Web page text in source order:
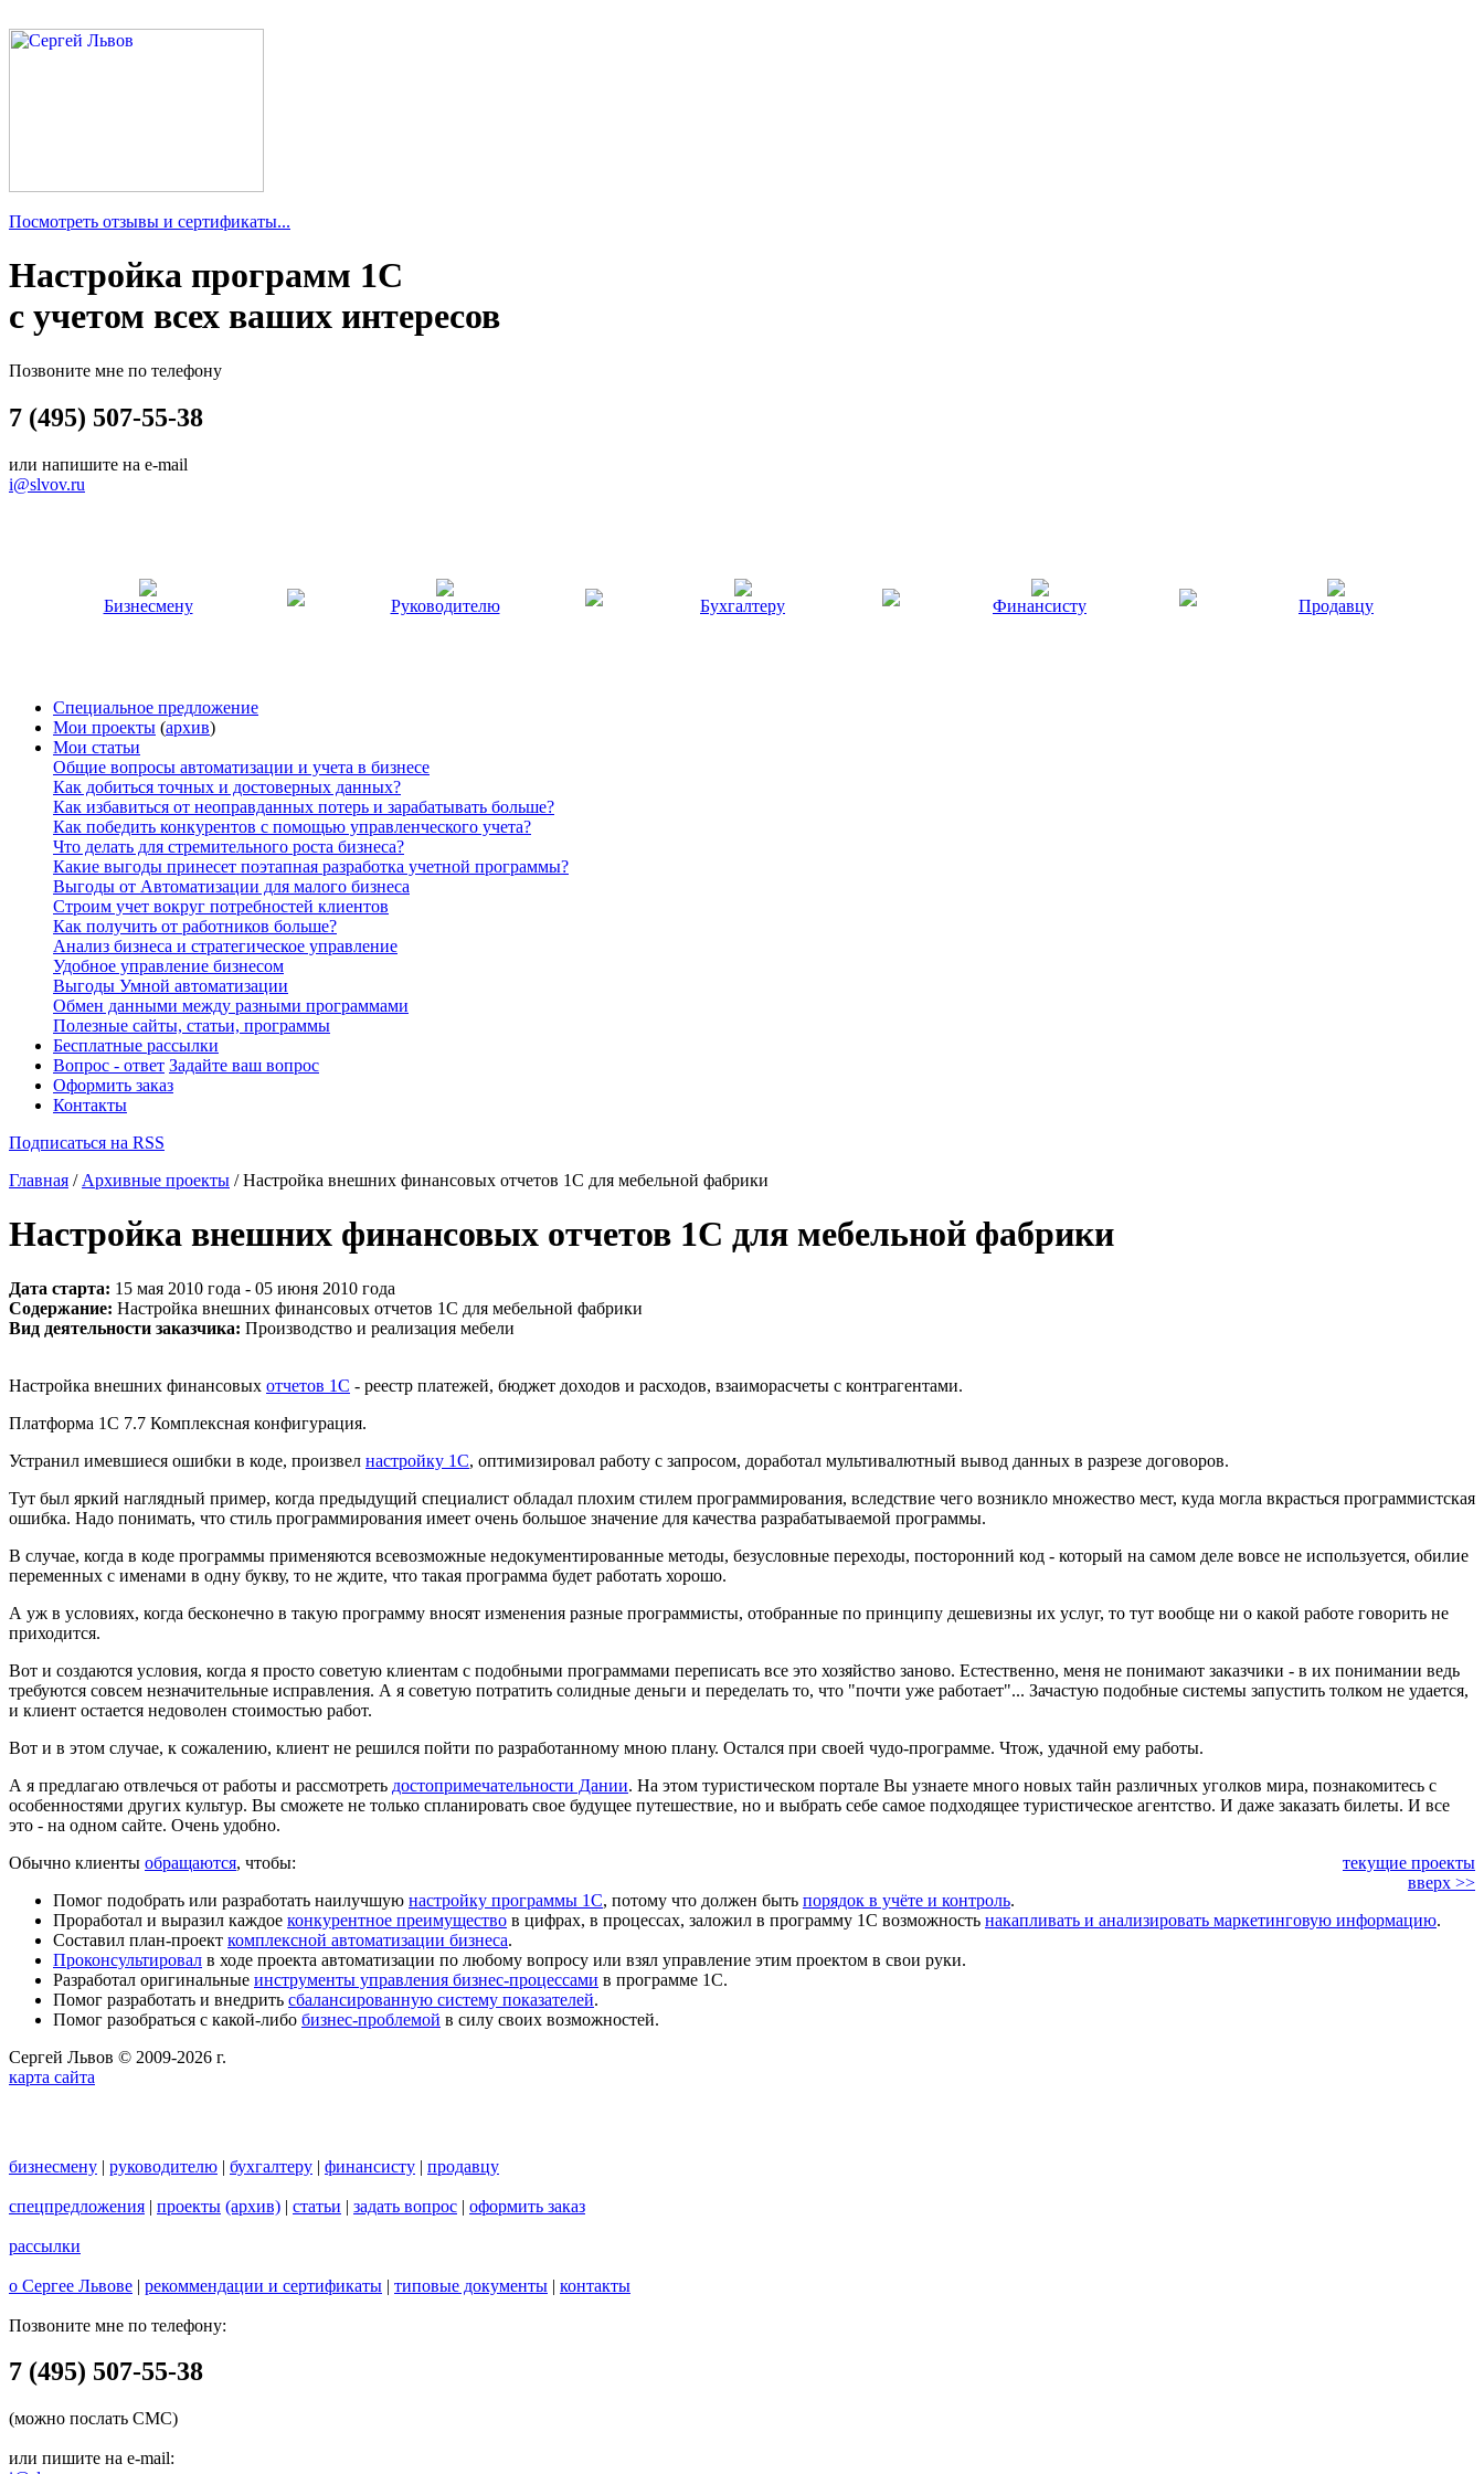
Посмотреть отзывы и сертификаты...
Настройка программ 1С
с учетом всех ваших интересов
Позвоните мне по телефону
7 (495) 507-55-38
или напишите на e-mail
i@slvov.ru
Бизнесмену Руководителю Бухгалтеру Финансисту Продавцу
Специальное предложение
Мои проекты (архив)
Мои статьи
Общие вопросы автоматизации и учета в бизнесе
Как добиться точных и достоверных данных?
Как избавиться от неоправданных потерь и зарабатывать больше?
Как победить конкурентов с помощью управленческого учета?
Что делать для стремительного роста бизнеса?
Какие выгоды принесет поэтапная разработка учетной программы?
Выгоды от Автоматизации для малого бизнеса
Строим учет вокруг потребностей клиентов
Как получить от работников больше?
Анализ бизнеса и стратегическое управление
Удобное управление бизнесом
Выгоды Умной автоматизации
Обмен данными между разными программами
Полезные сайты, статьи, программы
Бесплатные рассылки
Вопрос - ответ Задайте ваш вопрос
Оформить заказ
Контакты
Подписаться на RSS
Главная / Архивные проекты / Настройка внешних финансовых отчетов 1С для мебельной фабрики
Настройка внешних финансовых отчетов 1С для мебельной фабрики
Дата старта: 15 мая 2010 года - 05 июня 2010 года
Содержание: Настройка внешних финансовых отчетов 1С для мебельной фабрики
Вид деятельности заказчика: Производство и реализация мебели
Настройка внешних финансовых отчетов 1С - реестр платежей, бюджет доходов и расходов, взаиморасчеты с контрагентами.
Платформа 1С 7.7 Комплексная конфигурация.
Устранил имевшиеся ошибки в коде, произвел настройку 1С, оптимизировал работу с запросом, доработал мультивалютный вывод данных в разрезе договоров.
Тут был яркий наглядный пример, когда предыдущий специалист обладал плохим стилем программирования, вследствие чего возникло множество мест, куда могла вкрасться программистская
ошибка. Надо понимать, что стиль программирования имеет очень большое значение для качества разрабатываемой программы.
В случае, когда в коде программы применяются всевозможные недокументированные методы, безусловные переходы, посторонний код - который на самом деле вовсе не используется, обилие
переменных с именами в одну букву, то не ждите, что такая программа будет работать хорошо.
А уж в условиях, когда бесконечно в такую программу вносят изменения разные программисты, отобранные по принципу дешевизны их услуг, то тут вообще ни о какой работе говорить не
приходится.
Вот и создаются условия, когда я просто советую клиентам с подобными программами переписать все это хозяйство заново. Естественно, меня не понимают заказчики - в их понимании ведь
требуются совсем незначительные исправления. А я советую потратить солидные деньги и переделать то, что "почти уже работает"... Зачастую подобные системы запустить толком не удается,
и клиент остается недоволен стоимостью работ.
Вот и в этом случае, к сожалению, клиент не решился пойти по разработанному мною плану. Остался при своей чудо-программе. Чтож, удачной ему работы.
А я предлагаю отвлечься от работы и рассмотреть достопримечательности Дании. На этом туристическом портале Вы узнаете много новых тайн различных уголков мира, познакомитесь с
особенностями других культур. Вы сможете не только спланировать свое будущее путешествие, но и выбрать себе самое подходящее туристическое агентство. И даже заказать билеты. И все
это - на одном сайте. Очень удобно.
текущие проекты
вверх >>
Обычно клиенты обращаются, чтобы:
Помог подобрать или разработать наилучшую настройку программы 1С, потому что должен быть порядок в учёте и контроль.
Проработал и выразил каждое конкурентное преимущество в цифрах, в процессах, заложил в программу 1С возможность накапливать и анализировать маркетинговую информацию.
Составил план-проект комплексной автоматизации бизнеса.
Проконсультировал в ходе проекта автоматизации по любому вопросу или взял управление этим проектом в свои руки.
Разработал оригинальные инструменты управления бизнес-процессами в программе 1С.
Помог разработать и внедрить сбалансированную систему показателей.
Помог разобраться с какой-либо бизнес-проблемой в силу своих возможностей.
Сергей Львов © 2009-2026 г.
карта сайта
бизнесмену | руководителю | бухгалтеру | финансисту | продавцу
спецпредложения | проекты (архив) | статьи | задать вопрос | оформить заказ
рассылки
о Сергее Львове | рекоммендации и сертификаты | типовые документы | контакты
Позвоните мне по телефону:
7 (495) 507-55-38
(можно послать СМС)
или пишите на e-mail: